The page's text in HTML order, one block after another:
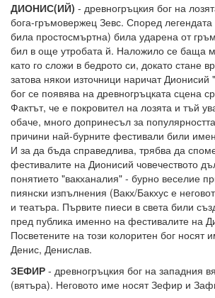
ДИОНИС(ИЙ) - древногръцкия бог на
бога-гръмовержец Зевс. Според
била простосмъртна) била ударена от
бил в още утробата й. Наложило се баща
като го сложи в бедрото си, докато стане
затова някои източници наричат Дионисий
бог се появява на древногръцката сцена
Фактът, че е покровител на лозята и тъй
обаче, много допринесъл за
причини най-бурните фестивали били
И за да бъда справедлива, трябва да
фестивалите на Дионисий човечеството
понятието "вакханалия" - бурно веселие
пиянски изпълнения (Вакх/Бакхус е
и театъра. Първите пиеси в света били
пред публика именно на фестивалите на
Посветените на този колоритен бог носят
Денис, Денислав.
ЗЕФИР - древногръцкия бог на западния
(вятъра). Неговото име носят Зефир и